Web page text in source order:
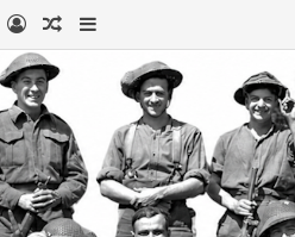
Connexion
Article au hasard
Sidebar (barre latérale)